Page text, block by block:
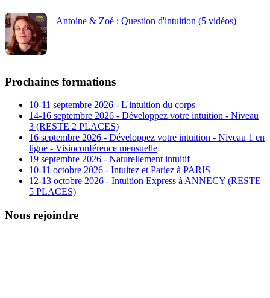
Antoine & Zoé : Question d'intuition (5 vidéos)
Prochaines formations
10-11 septembre 2026 - L'intuition du corps
14-16 septembre 2026 - Développez votre intuition - Niveau
3 (RESTE 2 PLACES)
16 septembre 2026 - Développez votre intuition - Niveau 1 en
ligne - Visioconférence mensuelle
19 septembre 2026 - Naturellement intuitif
10-11 octobre 2026 - Intuitez et Pariez à PARIS
12-13 octobre 2026 - Intuition Express à ANNECY (RESTE
5 PLACES)
Nous rejoindre